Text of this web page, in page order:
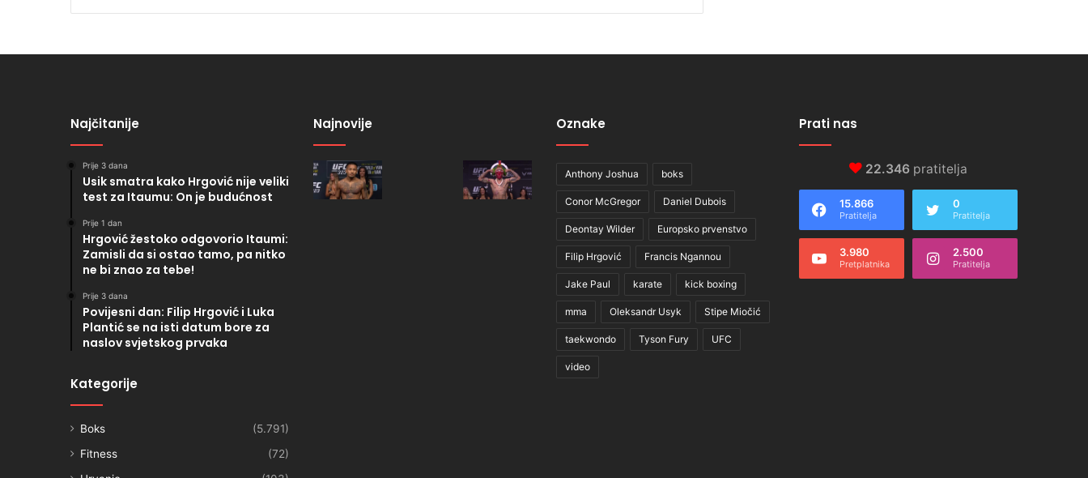
Najčitanije
Prije 3 dana
Usik smatra kako Hrgović nije veliki
test za Itaumu: On je budućnost
Prije 1 dan
Hrgović žestoko odgovorio Itaumi:
Zamisli da si ostao tamo, pa nitko
ne bi znao za tebe!
Prije 3 dana
Povijesni dan: Filip Hrgović i Luka
Plantić se na isti datum bore za
naslov svjetskog prvaka
Kategorije
Boks
(5.791)
Fitness
(72)
Najnovije Oznake
Anthony Joshua boks
Conor McGregor Daniel Dubois
Deontay Wilder Europsko prvenstvo
Filip Hrgović Francis Ngannou
Jake Paul karate kick boxing
mma Oleksandr Usyk Stipe Miočić
taekwondo Tyson Fury UFC
video
Prati nas
22.346 pratitelja
15.866
Pratitelja
0
Pratitelja
3.980
Pretplatnika
2.500
Pratitelja